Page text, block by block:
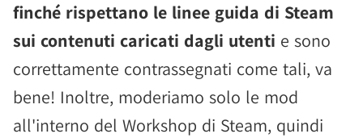
finché rispettano le linee guida di Steam
sui contenuti caricati dagli utenti e sono
correttamente contrassegnati come tali, va
bene! Inoltre, moderiamo solo le mod
all'interno del Workshop di Steam, quindi